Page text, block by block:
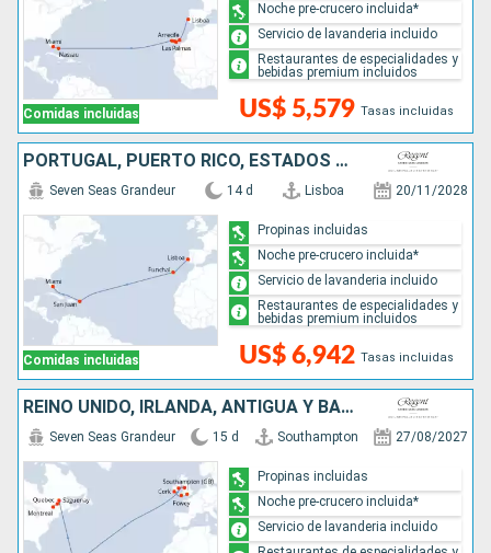
Comidas incluidas US$ 5,579 Tasas incluidas
Noche pre-crucero incluida*
Servicio de lavanderia incluido
Restaurantes de especialidades y
bebidas premium incluidos
PORTUGAL, PUERTO RICO, ESTADOS UNIDOS
Comidas incluidas
Seven Seas Grandeur 14 d Lisboa 20/11/2028
US$ 6,942 Tasas incluidas
Propinas incluidas
Noche pre-crucero incluida*
Servicio de lavanderia incluido
Restaurantes de especialidades y
bebidas premium incluidos
REINO UNIDO, IRLANDA, ANTIGUA Y BARBUDA, CANADÁ
Seven Seas Grandeur 15 d Southampton 27/08/2027
Propinas incluidas
Noche pre-crucero incluida*
Servicio de lavanderia incluido